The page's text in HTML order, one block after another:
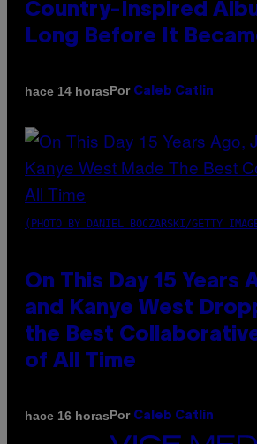
Country-Inspired
Long Before It
hace 14 horasPor Caleb Catlin
(PHOTO BY DANIEL BOCZARSKI/GETTY
On This Day 15 Years
and Kanye West
the Best
of All Time
hace 16 horasPor Caleb Catlin